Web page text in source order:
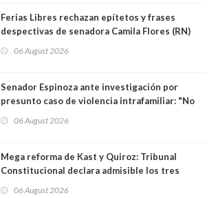
Ferias Libres rechazan epítetos y frases
despectivas de senadora Camila Flores (RN)
06 August 2026
Senador Espinoza ante investigación por
presunto caso de violencia intrafamiliar: "No
antecedentes a Tribunal Supremo
06 August 2026
Mega reforma de Kast y Quiroz: Tribunal
Constitucional declara admisible los tres
06 August 2026